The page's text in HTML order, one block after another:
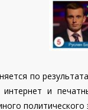
по
интернет и
политического